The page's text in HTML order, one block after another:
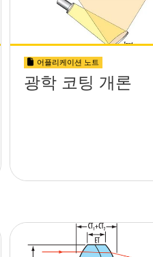
어플리케이션 노트
광학 코팅 개론